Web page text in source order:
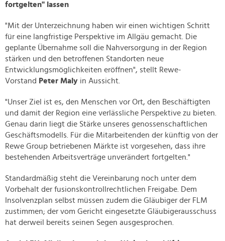
fortgelten" lassen
"Mit der Unterzeichnung haben wir einen wichtigen Schritt
für eine langfristige Perspektive im Allgäu gemacht. Die
geplante Übernahme soll die Nahversorgung in der Region
stärken und den betroffenen Standorten neue
Entwicklungsmöglichkeiten eröffnen", stellt Rewe-
Vorstand Peter Maly in Aussicht.
"Unser Ziel ist es, den Menschen vor Ort, den Beschäftigten
und damit der Region eine verlässliche Perspektive zu bieten.
Genau darin liegt die Stärke unseres genossenschaftlichen
Geschäftsmodells. Für die Mitarbeitenden der künftig von der
Rewe Group betriebenen Märkte ist vorgesehen, dass ihre
bestehenden Arbeitsverträge unverändert fortgelten."
Standardmäßig steht die Vereinbarung noch unter dem
Vorbehalt der fusionskontrollrechtlichen Freigabe. Dem
Insolvenzplan selbst müssen zudem die Gläubiger der FLM
zustimmen; der vom Gericht eingesetzte Gläubigerausschuss
hat derweil bereits seinen Segen ausgesprochen.